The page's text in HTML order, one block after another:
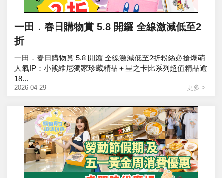
一田．春日購物賞 5.8 開鑼 全線激減低至2
折
一田．春日購物賞 5.8 開鑼 全線激減低至2折粉絲必搶爆萌
人氣IP：小熊維尼獨家珍藏精品＋星之卡比系列超值精品逾
18...
2026-04-29 更多 >